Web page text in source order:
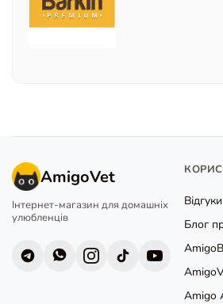
AmigoVet
Інтернет-магазин для домашніх
улюбленців
Відгуки
Блог
Amigo